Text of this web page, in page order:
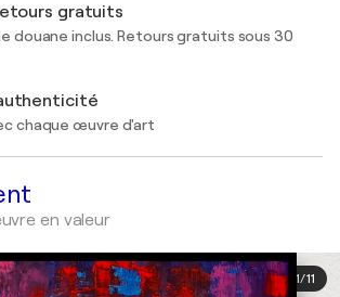
gratuits
douane inclus. Retours gratuits sous 30
chaque œuvre d'art
en valeur
1/11